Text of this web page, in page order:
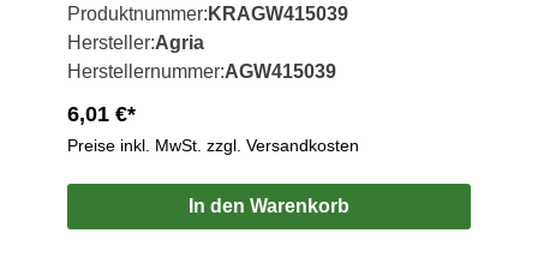
Produktnummer: KRAGW415039
Hersteller:Agria
Herstellernummer:AGW415039
6,01 €*
Preise inkl. MwSt. zzgl. Versandkosten
In den Warenkorb